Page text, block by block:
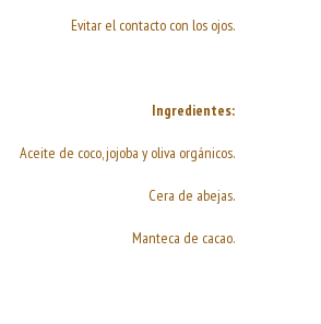
Evitar el contacto con los ojos.
Ingredientes:
Aceite de coco, jojoba y oliva orgánicos.
Cera de abejas.
Manteca de cacao.